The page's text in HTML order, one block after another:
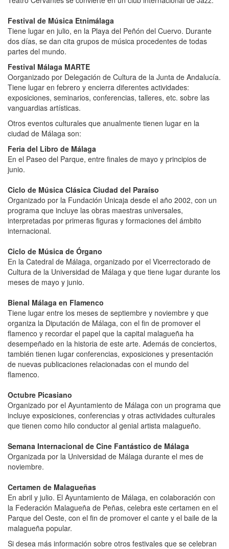
Festival de Música Etnimálaga
Tiene lugar en julio, en la Playa del Peñón del Cuervo. Durante
dos días, se dan cita grupos de música procedentes de todas
partes del mundo.
Festival Málaga MARTE
Oorganizado por Delegación de Cultura de la Junta de Andalucía.
Tiene lugar en febrero y encierra diferentes actividades:
exposiciones, seminarios, conferencias, talleres, etc. sobre las
vanguardias artísticas.
Otros eventos culturales que anualmente tienen lugar en la
ciudad de Málaga son:
Feria del Libro de Málaga
En el Paseo del Parque, entre finales de mayo y principios de
junio.
Ciclo de Música Clásica Ciudad del Paraíso
Organizado por la Fundación Unicaja desde el año 2002, con un
programa que incluye las obras maestras universales,
interpretadas por primeras figuras y formaciones del ámbito
internacional.
Ciclo de Música de Órgano
En la Catedral de Málaga, organizado por el Vicerrectorado de
Cultura de la Universidad de Málaga y que tiene lugar durante los
meses de mayo y junio.
Bienal Málaga en Flamenco
Tiene lugar entre los meses de septiembre y noviembre y que
organiza la Diputación de Málaga, con el fin de promover el
flamenco y recordar el papel que la capital malagueña ha
desempeñado en la historia de este arte. Además de conciertos,
también tienen lugar conferencias, exposiciones y presentación
de nuevas publicaciones relacionadas con el mundo del
flamenco.
Octubre Picasiano
Organizado por el Ayuntamiento de Málaga con un programa que
incluye exposiciones, conferencias y otras actividades culturales
que tienen como hilo conductor al genial artista malagueño.
Semana Internacional de Cine Fantástico de Málaga
Organizada por la Universidad de Málaga durante el mes de
noviembre.
Certamen de Malagueñas
En abril y julio. El Ayuntamiento de Málaga, en colaboración con
la Federación Malagueña de Peñas, celebra este certamen en el
Parque del Oeste, con el fin de promover el cante y el baile de la
malagueña popular.
Si desea más información sobre otros festivales que se celebran